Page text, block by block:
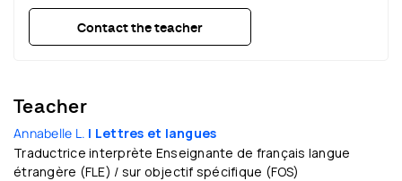
Contact the teacher
Teacher
Annabelle L. | Lettres et langues
Traductrice interprète Enseignante de français langue
étrangère (FLE) / sur objectif spécifique (FOS)